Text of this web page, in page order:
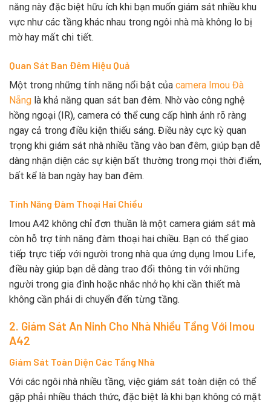
năng này đặc biệt hữu ích khi bạn muốn giám sát nhiều khu
vực như các tầng khác nhau trong ngôi nhà mà không lo bị
mờ hay mất chi tiết.
Quan Sát Ban Đêm Hiệu Quả
Một trong những tính năng nổi bật của camera Imou Đà
Nẵng là khả năng quan sát ban đêm. Nhờ vào công nghệ
hồng ngoại (IR), camera có thể cung cấp hình ảnh rõ ràng
ngay cả trong điều kiện thiếu sáng. Điều này cực kỳ quan
trọng khi giám sát nhà nhiều tầng vào ban đêm, giúp bạn dễ
dàng nhận diện các sự kiện bất thường trong mọi thời điểm,
bất kể là ban ngày hay ban đêm.
Tính Năng Đàm Thoại Hai Chiều
Imou A42 không chỉ đơn thuần là một camera giám sát mà
còn hỗ trợ tính năng đàm thoại hai chiều. Bạn có thể giao
tiếp trực tiếp với người trong nhà qua ứng dụng Imou Life,
điều này giúp bạn dễ dàng trao đổi thông tin với những
người trong gia đình hoặc nhắc nhở họ khi cần thiết mà
không cần phải di chuyển đến từng tầng.
2. Giám Sát An Ninh Cho Nhà Nhiều Tầng Với Imou
A42
Giám Sát Toàn Diện Các Tầng Nhà
Với các ngôi nhà nhiều tầng, việc giám sát toàn diện có thể
gặp phải nhiều thách thức, đặc biệt là khi bạn không có mặt